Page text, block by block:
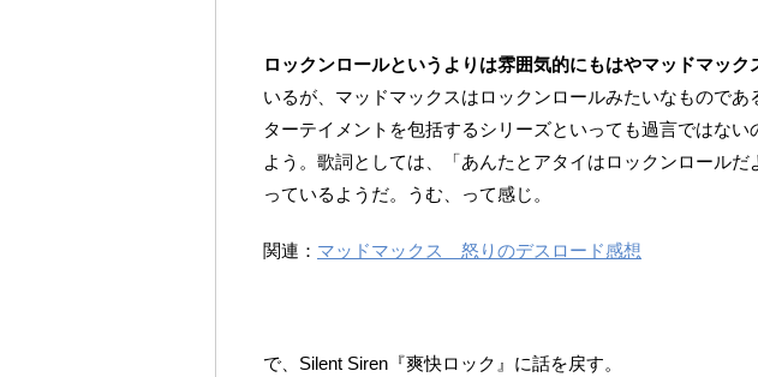
ロックンロールというよりは雰囲気的にもはやマッドマック
いるが、マッドマックスはロックンロールみたいなものであ
ターテイメントを包括するシリーズといっても過言ではない
よう。歌詞としては、「あんたとアタイはロックンロールだ
っているようだ。うむ、って感じ。
関連： マッドマックス 怒りのデスロード感想
で、Silent Siren『爽快ロック』に話を戻す。